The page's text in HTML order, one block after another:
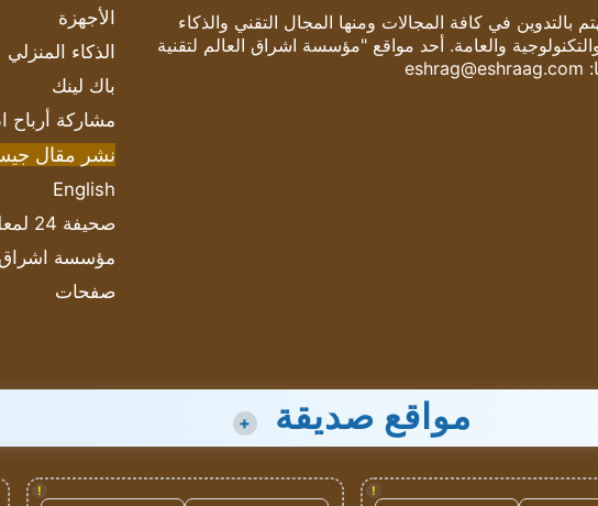
في كافة المجالات ومنها المجال التقني والذكاء
والعامة. أحد مواقع "مؤسسة اشراق العالم لتقنية
eshrag@eshraag.com
الأجهزة
الذكاء المنزلي
باك لينك
مشاركة
نشر مقال
English
صحيفة 24 لمعلوماتك
مؤسسة اشراق
صفحات
مواقع صديقة +
!
!